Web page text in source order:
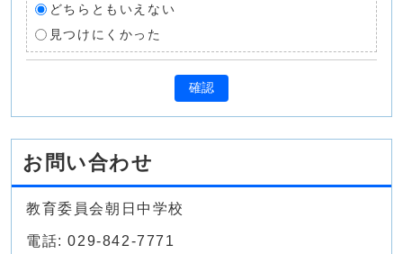
どちらともいえない
見つけにくかった
確認
お問い合わせ
教育委員会朝日中学校
電話: 029-842-7771